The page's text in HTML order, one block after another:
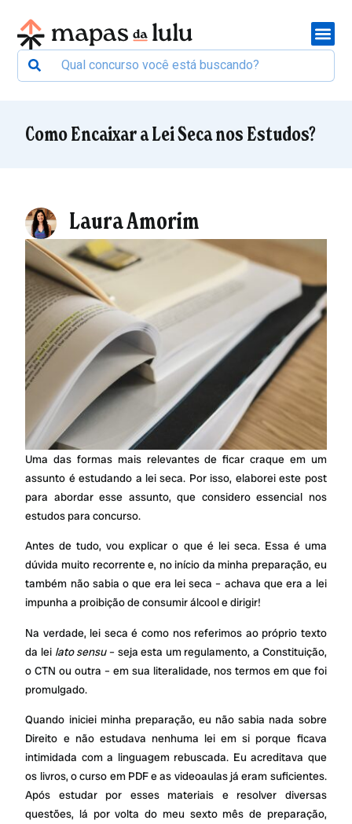
Como Encaixar a Lei Seca nos Estudos?
Laura Amorim
Uma das formas mais relevantes de ficar craque em um
assunto é estudando a lei seca. Por isso, elaborei este post
para abordar esse assunto, que considero essencial nos
estudos para concurso.
Antes de tudo, vou explicar o que é lei seca. Essa é uma
dúvida muito recorrente e, no início da minha preparação, eu
também não sabia o que era lei seca – achava que era a lei
impunha a proibição de consumir álcool e dirigir!
Na verdade, lei seca é como nos referimos ao próprio texto
da lei lato sensu– seja esta um regulamento, a Constituição,
o CTN ou outra – em sua literalidade, nos termos em que foi
promulgado.
Quando iniciei minha preparação, eu não sabia nada sobre
Direito e não estudava nenhuma lei em si porque ficava
intimidada com a linguagem rebuscada. Eu acreditava que
os livros, o curso em PDF e as videoaulas já eram suficientes.
Após estudar por esses materiais e resolver diversas
questões, lá por volta do meu sexto mês de preparação,